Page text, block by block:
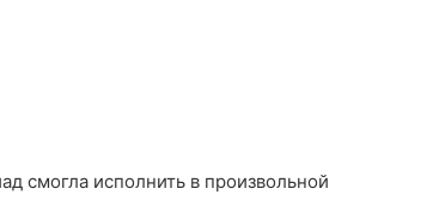
смогла исполнить в произвольной